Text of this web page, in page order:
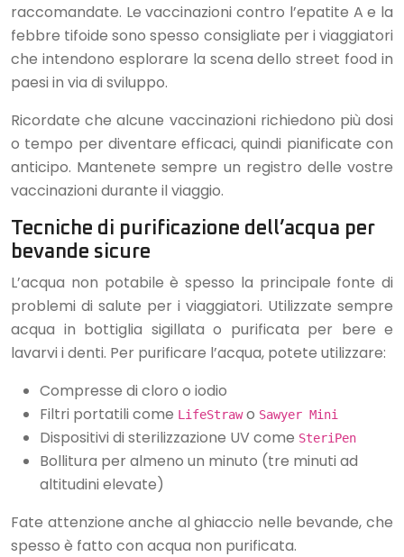
raccomandate. Le vaccinazioni contro l’epatite A e la
febbre tifoide sono spesso consigliate per i viaggiatori
che intendono esplorare la scena dello street food in
paesi in via di sviluppo.
Ricordate che alcune vaccinazioni richiedono più dosi
o tempo per diventare efficaci, quindi pianificate con
anticipo. Mantenete sempre un registro delle vostre
vaccinazioni durante il viaggio.
Tecniche di purificazione dell’acqua per
bevande sicure
L’acqua non potabile è spesso la principale fonte di
problemi di salute per i viaggiatori. Utilizzate sempre
acqua in bottiglia sigillata o purificata per bere e
lavarvi i denti. Per purificare l’acqua, potete utilizzare:
Compresse di cloro o iodio
Filtri portatili come LifeStrawo Sawyer Mini
Dispositivi di sterilizzazione UV come SteriPen
Bollitura per almeno un minuto (tre minuti ad
altitudini elevate)
Fate attenzione anche al ghiaccio nelle bevande, che
spesso è fatto con acqua non purificata.